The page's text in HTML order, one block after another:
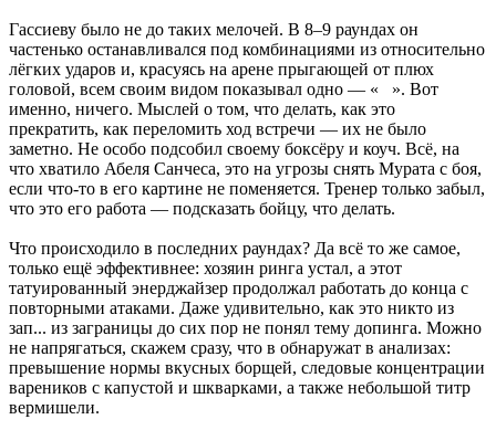
Гассиеву было не до таких мелочей. В 8–9 раундах он
частенько останавливался под комбинациями из относительно
лёгких ударов и, красуясь на арене прыгающей от плюх
головой, всем своим видом показывал одно — « ». Вот
именно, ничего. Мыслей о том, что делать, как это
прекратить, как переломить ход встречи — их не было
заметно. Не особо подсобил своему боксёру и коуч. Всё, на
что хватило Абеля Санчеса, это на угрозы снять Мурата с боя,
если что-то в его картине не поменяется. Тренер только забыл,
что это его работа — подсказать бойцу, что делать.
Что происходило в последних раундах? Да всё то же самое,
только ещё эффективнее: хозяин ринга устал, а этот
татуированный энерджайзер продолжал работать до конца с
повторными атаками. Даже удивительно, как это никто из
зап... из заграницы до сих пор не понял тему допинга. Можно
не напрягаться, скажем сразу, что в обнаружат в анализах:
превышение нормы вкусных борщей, следовые концентрации
вареников с капустой и шкварками, а также небольшой титр
вермишели.